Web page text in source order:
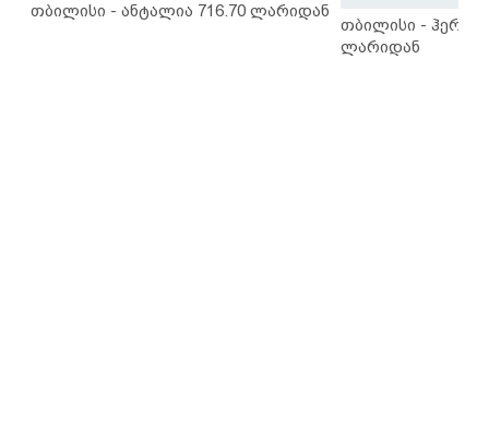
თბილისი - ანტალია 716.70 ლარიდან
თბილისი -
ლარიდან